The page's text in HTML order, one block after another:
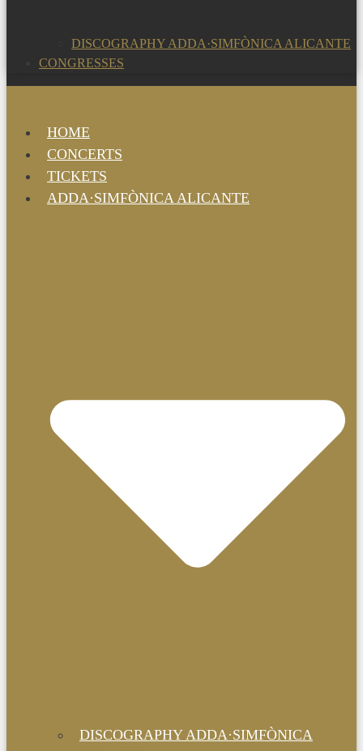
DISCOGRAPHY ADDA·SIMFÒNICA ALICANTE
CONGRESSES
HOME
CONCERTS
TICKETS
ADDA·SIMFÒNICA ALICANTE
DISCOGRAPHY ADDA·SIMFÒNICA